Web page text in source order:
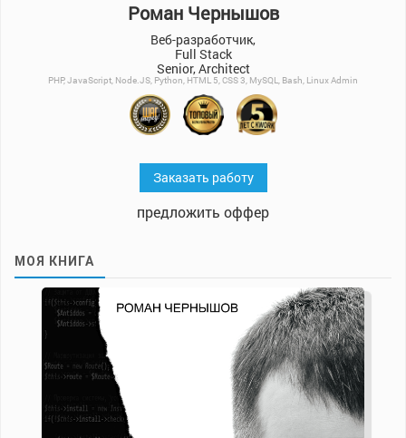
Роман Чернышов
Веб-разработчик,
Full Stack
Senior, Architect
PHP, JavaScript, Node.JS, Python, HTML 5, CSS 3, MySQL, Bash, Linux Admin
Заказать работу
предложить оффер
МОЯ КНИГА